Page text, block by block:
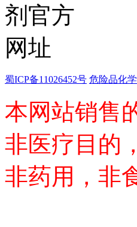
基准试剂
对照品
染料中间体
染色剂
色谱试剂
医药中间体
天然产物
标准溶液
生物/化学试剂
核酸
碳水化合物
抗生素
蜀ICP备11026452号 危险品化
本网站销售
非医疗目的
非药用，非